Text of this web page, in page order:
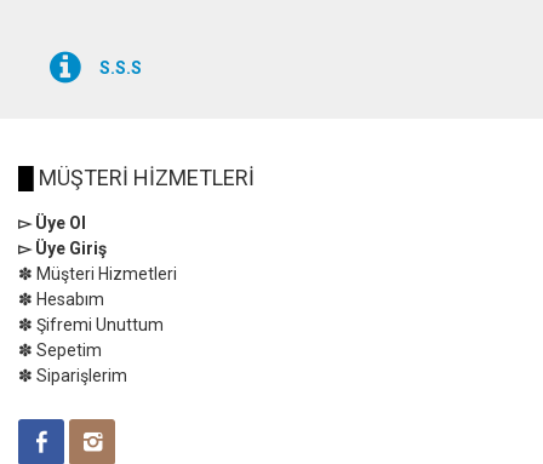
S.S.S
MÜŞTERİ HİZMETLERİ
▻ Üye Ol
▻ Üye Giriş
✽ Müşteri Hizmetleri
✽ Hesabım
✽ Şifremi Unuttum
✽ Sepetim
✽ Siparişlerim